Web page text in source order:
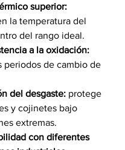
superior:
la temperatura del
del rango ideal.
a la oxidación:
periodos de cambio de
del desgaste: protege
y cojinetes bajo
extremas.
con diferentes